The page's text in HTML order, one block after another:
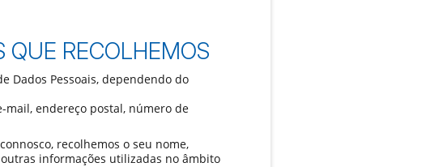
QUE RECOLHEMOS
Dados Pessoais, dependendo do
mail, endereço postal, número de
recolhemos o seu nome,
informações utilizadas no âmbito